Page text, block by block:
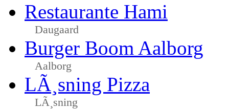
Restaurante Hami
Daugaard
Burger Boom Aalborg
Aalborg
LÃ¸sning Pizza
LÃ¸sning